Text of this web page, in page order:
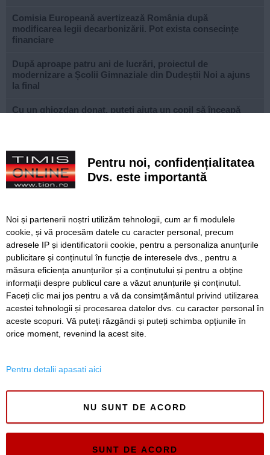
Comisia Europeană avertizează România după
modificarea legii decarbonizării. Pot exista consecințe
financiare
După aproape patru ani de lucrări, proiectul de
modernizare a Școlii Gimnaziale din Dudeștii Noi a ajuns
la final
Cu un ghiozdan donat, puteți ajuta un copil să înceapă
Avansează șantierul Pasajului Slavici–Polonă. Lațcău: „La
sfârșitul anului viitor vom circula pe podurile noi”
VIDEO. Din toamnă, încă 324 de locuri de cazare pentru
Lipsă de kerosen pe Aeroportul Arad. Unele avioane sunt
nevoite să facă escală
Camion cu 6.000 de litri de hipoclorit răsturnat la Coșava.
Autoritățile au izolat zona
SERVICII Redactia
Folosinta Cookie-urilor
Pentru noi, confidențialitatea
Dvs. este importantă
Noi și partenerii noștri utilizăm tehnologii, cum ar fi modulele
cookie, și vă procesăm datele cu caracter personal, precum
adresele IP și identificatorii cookie, pentru a personaliza anunțurile
publicitare și conținutul în funcție de interesele dvs., pentru a
măsura eficiența anunțurilor și a conținutului și pentru a obține
informații despre publicul care a văzut anunțurile și conținutul.
Faceți clic mai jos pentru a vă da consimțământul privind utilizarea
acestei tehnologii și procesarea datelor dvs. cu caracter personal în
aceste scopuri. Vă puteți răzgândi și puteți schimba opțiunile în
orice moment, revenind la acest site.
Pentru detalii apasati aici
NU SUNT DE ACORD
SUNT DE ACORD